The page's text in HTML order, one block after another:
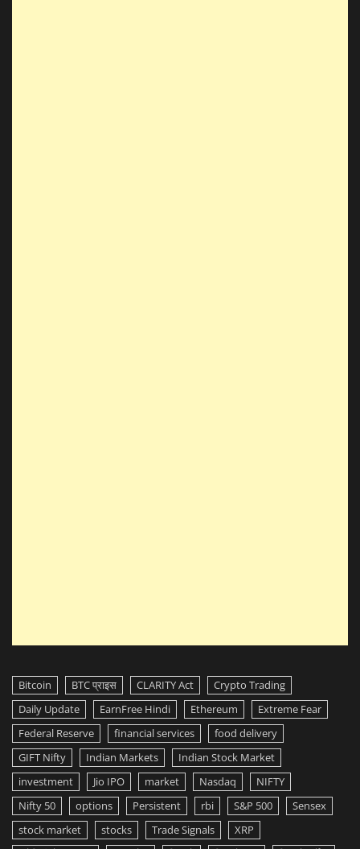
Bitcoin BTC प्राइस CLARITY Act
Crypto Trading
Daily Update
EarnFree Hindi Ethereum
Extreme Fear
Federal Reserve
financial services
food delivery
GIFT Nifty
Indian Markets
Indian Stock Market
investment
Jio IPO market Nasdaq
NIFTY
Nifty 50
options Persistent rbi S&P 500
Sensex
stock market
stocks Trade Signals
XRP